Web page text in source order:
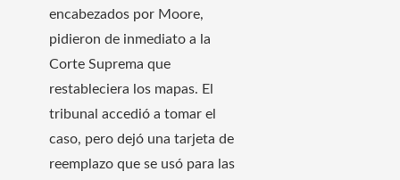
encabezados por Moore,
pidieron de inmediato a la
Corte Suprema que
restableciera los mapas. El
tribunal accedió a tomar el
caso, pero dejó una tarjeta de
reemplazo que se usó para las